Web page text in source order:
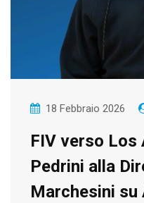
18 Febbraio 2026
FIV verso Los
Pedrini alla
Marchesini su